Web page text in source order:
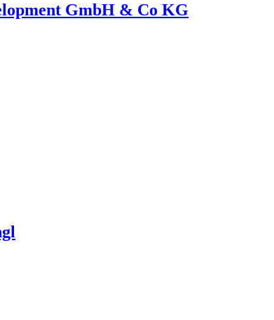
GmbH & Co KG